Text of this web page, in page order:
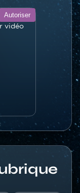
Autoriser
vidéo